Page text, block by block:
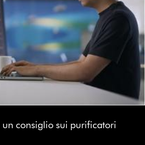
consiglio sui purificatori